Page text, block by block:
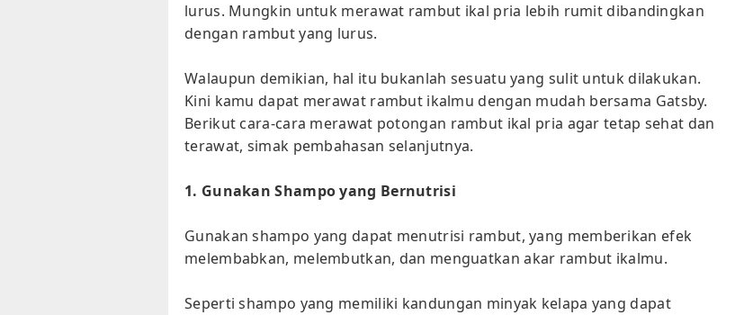
lurus. Mungkin untuk merawat rambut ikal pria lebih rumit dibandingkan
dengan rambut yang lurus.
Walaupun demikian, hal itu bukanlah sesuatu yang sulit untuk dilakukan.
Kini kamu dapat merawat rambut ikalmu dengan mudah bersama Gatsby.
Berikut cara-cara merawat potongan rambut ikal pria agar tetap sehat dan
terawat, simak pembahasan selanjutnya.
1. Gunakan Shampo yang Bernutrisi
Gunakan shampo yang dapat menutrisi rambut, yang memberikan efek
melembabkan, melembutkan, dan menguatkan akar rambut ikalmu.
Seperti shampo yang memiliki kandungan minyak kelapa yang dapat